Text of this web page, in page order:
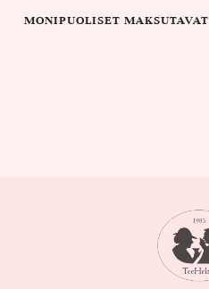
MONIPUOLISET MAKSUTAVAT